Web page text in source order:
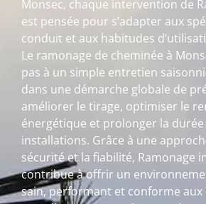
Monsec, chaque intervention de
est pensée pour s’adapter aux
conduit et aux habitudes
Le ramonage de cheminée à
pas à un simple entretien
dans une démarche globale de
améliorer le tirage, optimiser le
énergétique et prolonger la durée
installations. Grâce à une
sécurité et la fiabilité, Ramonage
contribue à offrir un
sain, performant et conforme aux